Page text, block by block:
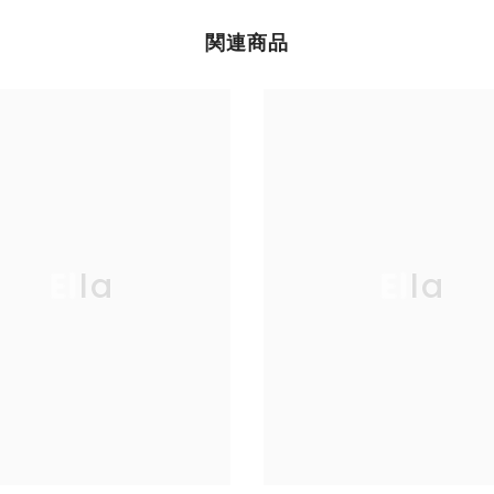
関連商品
Ella Ella